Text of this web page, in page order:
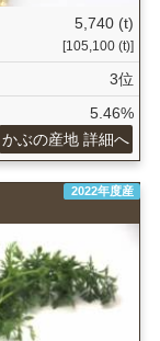
5,740 (t)
[105,100 (t)]
3位
5.46%
かぶの産地 詳細へ
2022年度産